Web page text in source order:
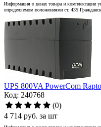
Информация о ценах товара и комплектации
определяемом положениями ст. 435
UPS 800VA PowerCom
Код: 240768
(0)
4 714 руб. за шт